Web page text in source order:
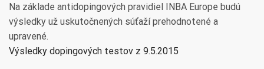
Na základe antidopingových pravidiel INBA Europe budú
výsledky už uskutočnených súťaží prehodnotené a
upravené.
Výsledky dopingových testov z 9.5.2015